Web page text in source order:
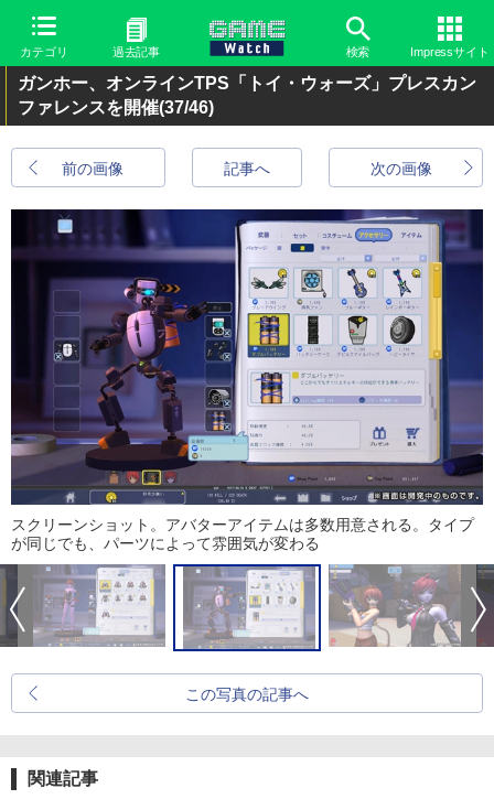
カテゴリ 過去記事 検索 Impressサイト
ガンホー、オンラインTPS「トイ・ウォーズ」プレスカン
ファレンスを開催(37/46)
前の画像 次の画像
記事へ
スクリーンショット。アバターアイテムは多数用意される。タイプ
が同じでも、パーツによって雰囲気が変わる
この写真の記事へ
関連記事